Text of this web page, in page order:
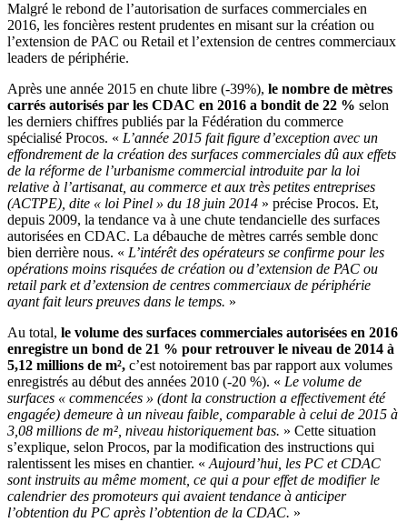
Malgré le rebond de l’autorisation de surfaces commerciales en
2016, les foncières restent prudentes en misant sur la création ou
l’extension de PAC ou Retail et l’extension de centres commerciaux
leaders de périphérie.
Après une année 2015 en chute libre (-39%), le nombre de mètres
carrés autorisés par les CDAC en 2016 a bondit de 22 % selon
les derniers chiffres publiés par la Fédération du commerce
spécialisé Procos. « L’année 2015 fait figure d’exception avec un
effondrement de la création des surfaces commerciales dû aux effets
de la réforme de l’urbanisme commercial introduite par la loi
relative à l’artisanat, au commerce et aux très petites entreprises
(ACTPE), dite « loi Pinel » du 18 juin 2014 » précise Procos. Et,
depuis 2009, la tendance va à une chute tendancielle des surfaces
autorisées en CDAC. La débauche de mètres carrés semble donc
bien derrière nous. « L’intérêt des opérateurs se confirme pour les
opérations moins risquées de création ou d’extension de PAC ou
retail park et d’extension de centres commerciaux de périphérie
ayant fait leurs preuves dans le temps. »
Au total, le volume des surfaces commerciales autorisées en 2016
enregistre un bond de 21 % pour retrouver le niveau de 2014 à
5,12 millions de m², c’est notoirement bas par rapport aux volumes
enregistrés au début des années 2010 (-20 %). « Le volume de
surfaces « commencées » (dont la construction a effectivement été
engagée) demeure à un niveau faible, comparable à celui de 2015 à
3,08 millions de m², niveau historiquement bas. » Cette situation
s’explique, selon Procos, par la modification des instructions qui
ralentissent les mises en chantier. «Aujourd’hui, les PC et CDAC
sont instruits au même moment, ce qui a pour effet de modifier le
calendrier des promoteurs qui avaient tendance à anticiper
l’obtention du PC après l’obtention de la CDAC. »